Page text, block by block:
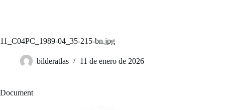
11_C04PC_1989-04_35-215-bn.jpg
bilderatlas 11 de enero de 2026
Document